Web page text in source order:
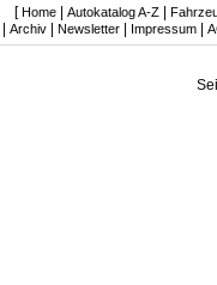
[ Home| Autokatalog A-Z|
Archiv Newsletter Impressum